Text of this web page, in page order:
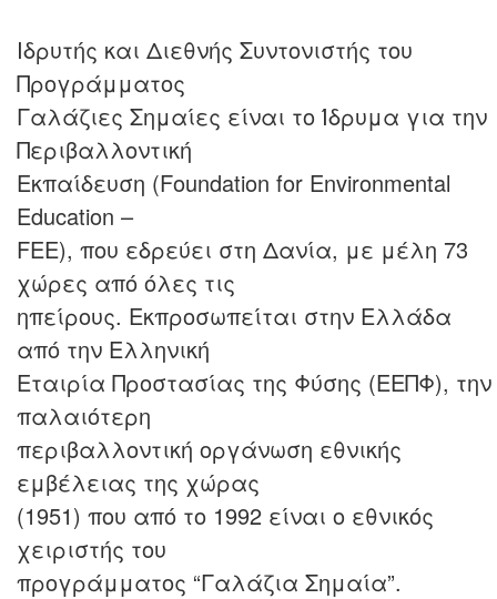
Ιδρυτής και Διεθνής Συντονιστής του
Προγράμματος
Γαλάζιες Σημαίες είναι το Ίδρυμα για την
Περιβαλλοντική
Εκπαίδευση (Foundation for Environmental
Education –
FEE), που εδρεύει στη Δανία, με μέλη 73
χώρες από όλες τις
ηπείρους. Εκπροσωπείται στην Ελλάδα
από την Ελληνική
Εταιρία Προστασίας της Φύσης (ΕΕΠΦ), την
παλαιότερη
περιβαλλοντική οργάνωση εθνικής
εμβέλειας της χώρας
(1951) που από το 1992 είναι ο εθνικός
χειριστής του
προγράμματος “Γαλάζια Σημαία”.